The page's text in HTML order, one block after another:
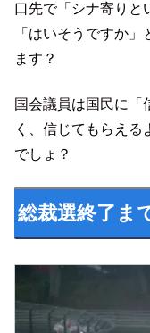
口先で「シナ寄りと
「はいそうですか
ます？
国会議員は国民に「
く、信じてもらえる
でしょ？
総裁選終了ま